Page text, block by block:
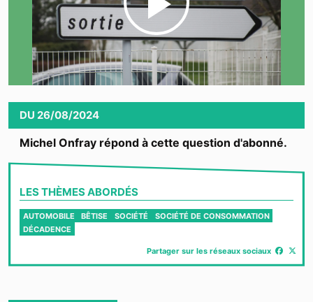
Play
Video
DU 26/08/2024
Michel Onfray répond à cette question d'abonné.
LES THÈMES ABORDÉS
AUTOMOBILE BÊTISE SOCIÉTÉ
SOCIÉTÉ DE CONSOMMATION
DÉCADENCE
Partager sur les réseaux sociaux